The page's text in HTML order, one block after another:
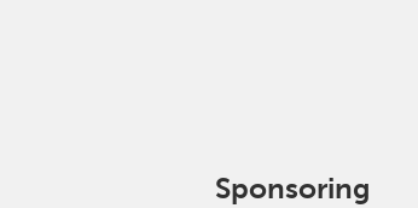
Sponsoring